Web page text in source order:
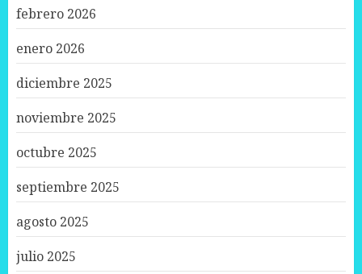
febrero 2026
enero 2026
diciembre 2025
noviembre 2025
octubre 2025
septiembre 2025
agosto 2025
julio 2025